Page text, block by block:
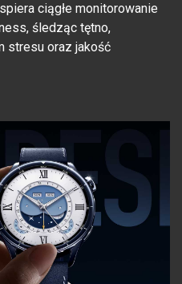
ciągłe monitorowanie
śledząc tętno,
stresu oraz jakość